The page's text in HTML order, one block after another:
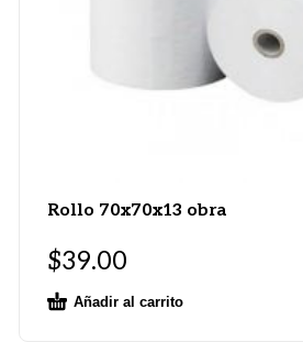
Rollo 70x70x13 obra
$39.00
Añadir al carrito